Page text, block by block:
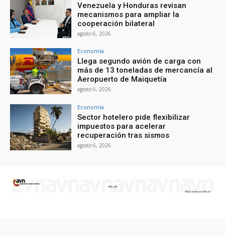
Venezuela y Honduras revisan
mecanismos para ampliar la
cooperación bilateral
agosto 6, 2026
Economía
Llega segundo avión de carga con
más de 13 toneladas de mercancía al
Aeropuerto de Maiquetía
agosto 6, 2026
Economía
Sector hotelero pide flexibilizar
impuestos para acelerar
recuperación tras sismos
agosto 6, 2026